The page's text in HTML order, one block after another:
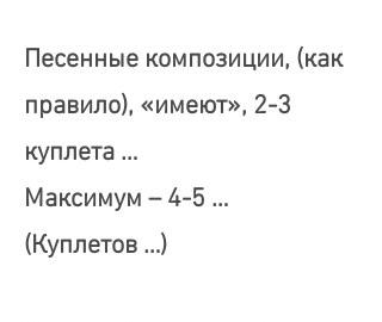
Песенные композиции, (как
правило), «имеют», 2-3
куплета …
Максимум – 4-5 …
(Куплетов …)